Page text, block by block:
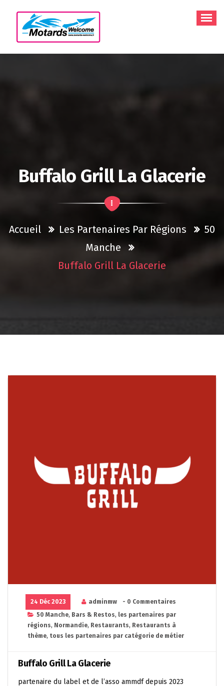
contenu
Buffalo Grill La Glacerie
Accueil Les Partenaires Par Régions
50
Manche
Buffalo Grill La Glacerie
24 Déc 2023 adminmw
- 0 Commentaires
50 Manche, Bars & Restos, les partenaires par
régions, Normandie, Restaurants, Restaurants à
thème, tous les partenaires par catégorie de métier
Buffalo Grill La Glacerie
partenaire du label et de l’asso ammdf depuis 2023